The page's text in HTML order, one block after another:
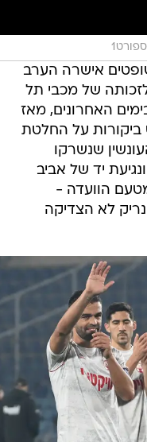
ספורט1
אישרה הערב
של מכבי תל
האחרונים, מאז
על החלטת
שנשרקו
יד של אביב
הוועדה -
לא הצדיקה